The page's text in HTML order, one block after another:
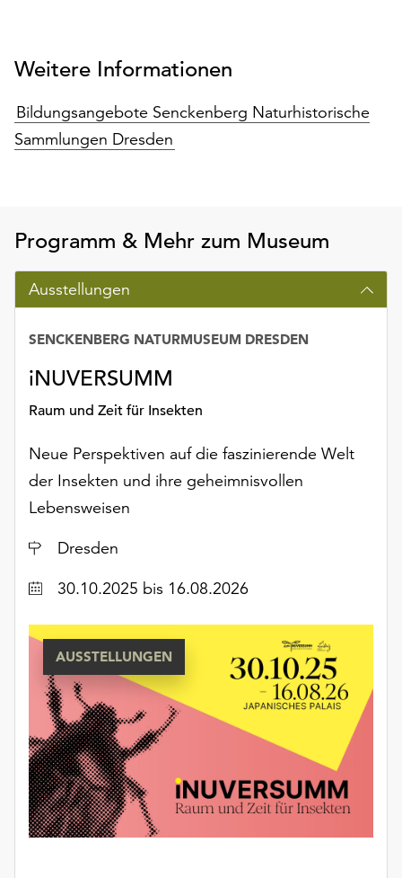
Sie
die
verwendeten
Sie
die
Einstellungen
über
die
Schaltfläche
Weitere
Informationen
Sie
unserer
Datenschutzerklärung
dem
Weitere Informationen
Bildungsangebote Senckenberg Naturhistorische
Sammlungen Dresden
Programm & Mehr zum Museum
Ausstellungen
iNUVERSUMM
Raum und Zeit für Insekten
SENCKENBERG NATURMUSEUM DRESDEN
Neue Perspektiven auf die faszinierende Welt
der Insekten und ihre geheimnisvollen
Lebensweisen
Ort
Dresden
Datum30.10.2025 bis 16.08.2026
AUSSTELLUNGEN